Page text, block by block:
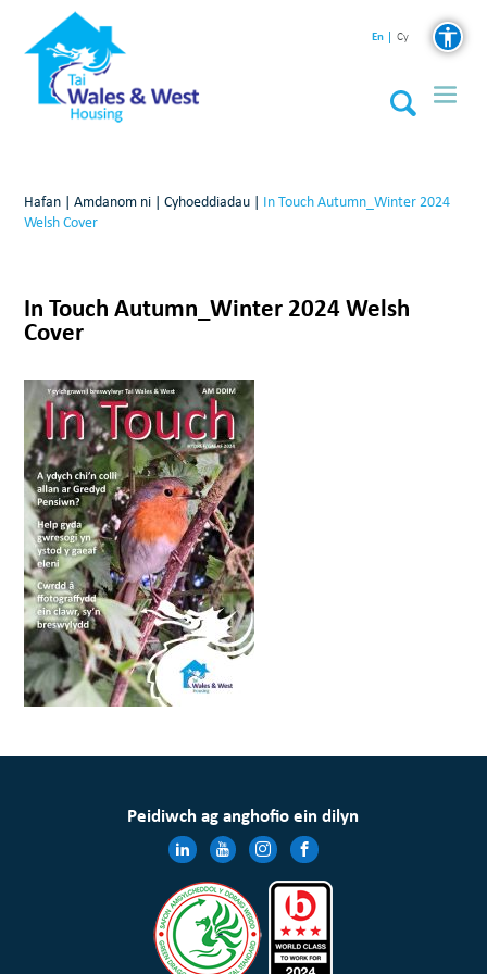
En Cy
Hafan |Amdanom ni |Cyhoeddiadau | In Touch Autumn_Winter 2024
Welsh Cover
In Touch Autumn_Winter 2024 Welsh
Cover
Peidiwch ag anghofio ein dilyn